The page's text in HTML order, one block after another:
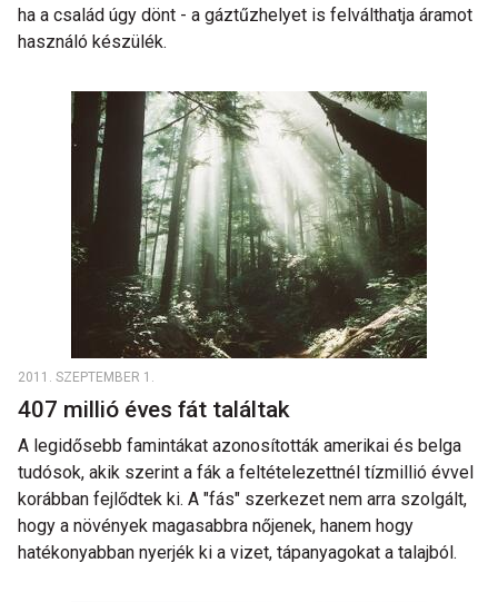
ha a család úgy dönt - a gáztűzhelyet is felválthatja áramot
használó készülék.
2011. SZEPTEMBER 1.
407 millió éves fát találtak
A legidősebb famintákat azonosították amerikai és belga
tudósok, akik szerint a fák a feltételezettnél tízmillió évvel
korábban fejlődtek ki. A "fás" szerkezet nem arra szolgált,
hogy a növények magasabbra nőjenek, hanem hogy
hatékonyabban nyerjék ki a vizet, tápanyagokat a talajból.